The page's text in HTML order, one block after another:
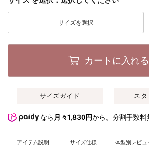
カートに入れる
サイズガイド ス
なら 月々1,830円から。分割手数料
アイテム説明 サイズ仕様 体型別レビュ